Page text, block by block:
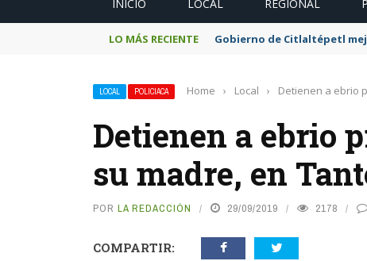
INICIO LOCAL REGIONAL
LO MÁS RECIENTE Gobierno de Citlaltépetl
LOCAL POLICIACA Home › Local › Detienen a ebrio
Detienen a ebrio
su madre, en
POR LA REDACCIÓN 29/09/2019 2178
COMPARTIR: